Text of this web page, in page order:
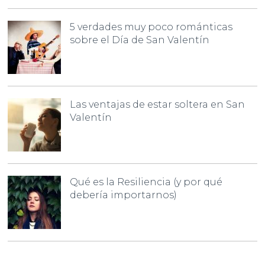
5 verdades muy poco románticas
sobre el Día de San Valentín
Las ventajas de estar soltera en San
Valentín
Qué es la Resiliencia (y por qué
debería importarnos)